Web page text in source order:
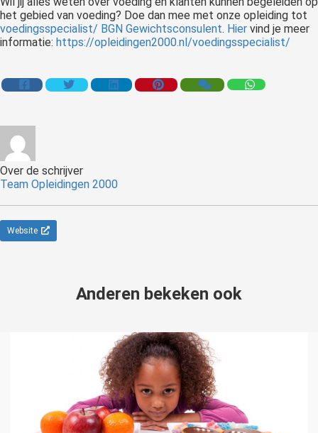
het gebied van voeding? Doe dan mee met onze opleiding tot
voedingsspecialist/ BGN Gewichtsconsulent. Hier vind je meer
informatie: https://opleidingen2000.nl/voedingsspecialist/
Over de schrijver
Team Opleidingen 2000
Website
Anderen bekeken ook